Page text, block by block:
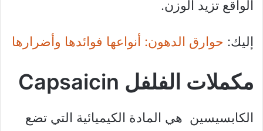
الواقع تزيد الوزن.
إليك: حوارق الدهون: أنواعها فوائدها وأضرارها
مكملات الفلفل Capsaicin
الكابسيسين هي المادة الكيميائية التي تضع